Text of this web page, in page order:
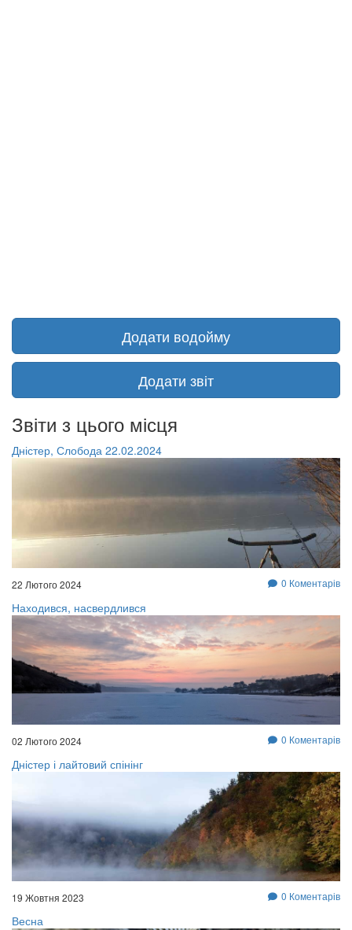
Додати водойму
Додати звіт
Звіти з цього місця
Дністер, Слобода 22.02.2024
22 Лютого 2024 0 Коментарів
Находився, насвердлився
02 Лютого 2024 0 Коментарів
Дністер і лайтовий спінінг
19 Жовтня 2023 0 Коментарів
Весна